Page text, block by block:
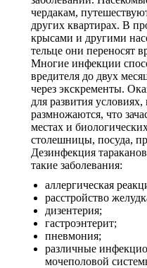
чердакам,
других квартирах. В
крысами и другими
тельце они переносят
Многие инфекции
вредителя до двух
через экскременты.
для развития
размножаются, что
местах и
столешницы, посуда,
Дезинфекция
такие заболевания:
аллергическая
расстройство
дизентерия;
гастроэнтерит;
пневмония;
различные
мочеполовой